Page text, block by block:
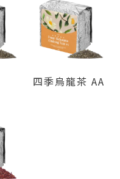
四季烏龍茶 AA